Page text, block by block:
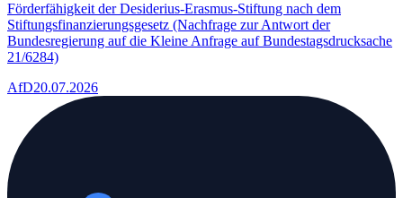
Förderfähigkeit der Desiderius-Erasmus-Stiftung nach dem
Stiftungsfinanzierungsgesetz (Nachfrage zur Antwort der
Bundesregierung auf die Kleine Anfrage auf Bundestagsdrucksache
21/6284)
AfD20.07.2026